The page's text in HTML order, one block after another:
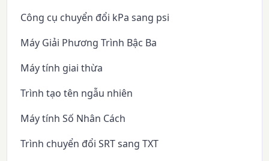
Công cụ chuyển đổi kPa sang psi
Máy Giải Phương Trình Bậc Ba
Máy tính giai thừa
Trình tạo tên ngẫu nhiên
Máy tính Số Nhân Cách
Trình chuyển đổi SRT sang TXT